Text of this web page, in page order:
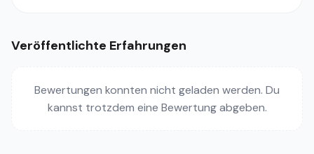
Veröffentlichte Erfahrungen
Bewertungen konnten nicht geladen werden. Du
kannst trotzdem eine Bewertung abgeben.